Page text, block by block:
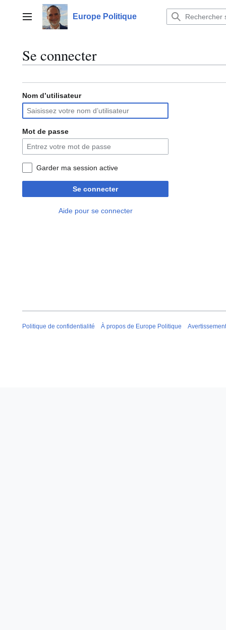
contenuMenu principalEurope Politique
Se connecter
Nom d’utilisateur
Mot de passe
Garder ma session active
Se connecter
Aide pour se connecter
Politique de confidentialité À propos de Europe Politique